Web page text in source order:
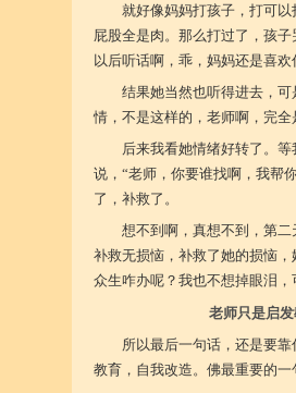
就好像妈妈打孩子，打可
屁股全是肉。那么打过了，孩
以后听话啊，乖，妈妈还是喜
结果她当然也听得进去，
情，不是这样的，老师啊，完全
后来我看她情绪好转了。
说，“老师，你要谁找啊，我帮
了，补救了。
想不到啊，真想不到，第
补救无损恼，补救了她的损恼
众生咋办呢？我也不想掉眼泪
老师只是启
所以最后一句话，还是要
教育，自我改造。佛最重要的